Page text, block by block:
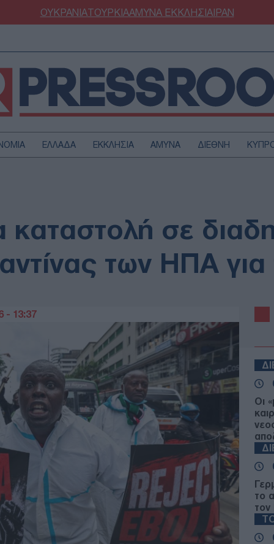
ΟΥΚΡΑΝΙΑΤΟΥΡΚΙΑΑΜΥΝΑΕΚΚΛΗΣΙΑΙΡΑΝ
ΕΛΛΑΔΑ ΕΚΚΛΗΣΙΑ ΑΜΥΝΑ ΔΙΕΘΝΗ
ΥΓΕΙΑ
ΑΡΘΡΟΓΡΑΦΙΑ
καταστολή σε
των ΗΠΑ
- 13:37
Οι
το